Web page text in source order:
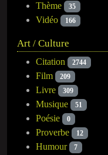
Thème 35
Vidéo 166
Art / Culture
Citation 2744
Film 209
Livre 309
Musique 51
Poésie 0
Proverbe 12
Humour 7